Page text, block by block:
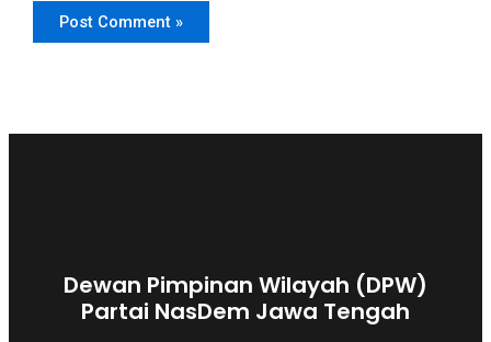
Dewan Pimpinan Wilayah (DPW)
Partai NasDem Jawa Tengah